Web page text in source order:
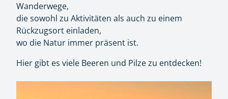
Wanderwege,
die sowohl zu Aktivitäten als auch zu einem
Rückzugsort einladen,
wo die Natur immer präsent ist.
Hier gibt es viele Beeren und Pilze zu entdecken!